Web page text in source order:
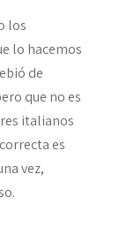
los
lo hacemos
de
que no es
italianos
es
vez,